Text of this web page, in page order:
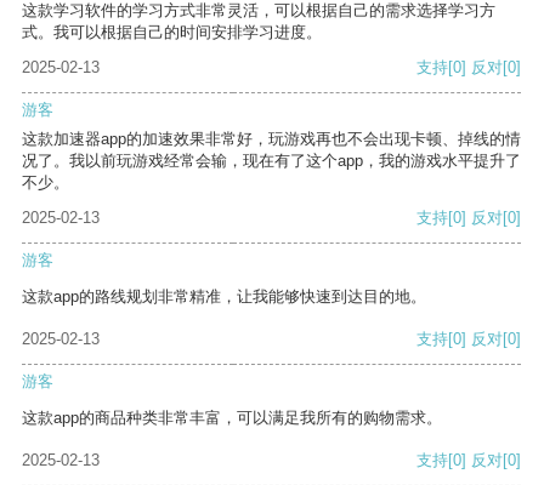
这款学习软件的学习方式非常灵活，可以根据自己的需求选择学习方
式。我可以根据自己的时间安排学习进度。
2025-02-13
支持[0] 反对[0]
游客
这款加速器app的加速效果非常好，玩游戏再也不会出现卡顿、掉线的情
况了。我以前玩游戏经常会输，现在有了这个app，我的游戏水平提升了
不少。
2025-02-13
支持[0] 反对[0]
游客
这款app的路线规划非常精准，让我能够快速到达目的地。
2025-02-13 支持[0] 反对[0]
游客
这款app的商品种类非常丰富，可以满足我所有的购物需求。
2025-02-13 支持[0] 反对[0]